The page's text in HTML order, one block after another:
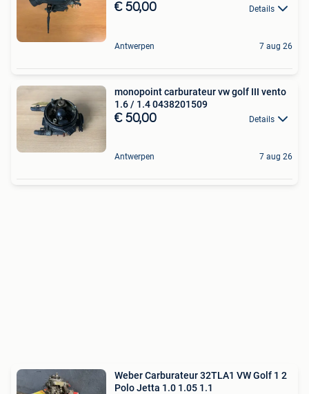
€ 50,00 Details
Antwerpen 7 aug 26
monopoint carburateur vw golf III vento
1.6 / 1.4 0438201509
€ 50,00 Details
Antwerpen 7 aug 26
Weber Carburateur 32TLA1 VW Golf 1 2
Polo Jetta 1.0 1.05 1.1